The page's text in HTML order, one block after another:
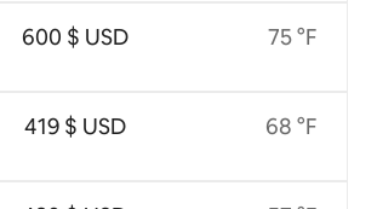
600 $ USD
419 $ USD
75 °F
68 °F